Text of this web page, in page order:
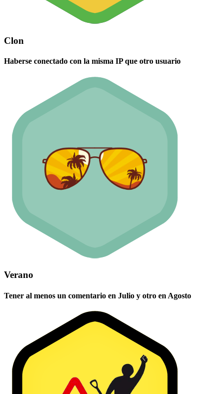
Clon
Haberse conectado con la misma IP que otro usuario
Verano
Tener al menos un comentario en Julio y otro en Agosto